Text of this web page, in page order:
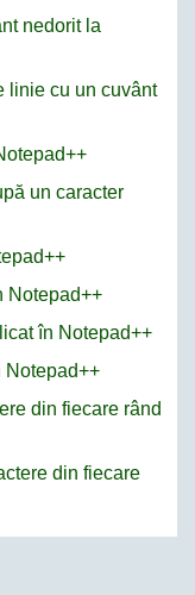
nedorit la
linie cu un cuvânt
un caracter
Notepad++
în Notepad++
Notepad++
din fiecare rând
din fiecare